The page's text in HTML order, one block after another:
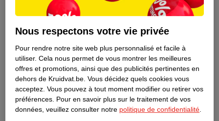
Nous respectons votre vie privée
Pour rendre notre site web plus personnalisé et facile à
utiliser. Cela nous permet de vous montrer les meilleures
offres et promotions, ainsi que des publicités pertinentes en
dehors de Kruidvat.be. Vous décidez quels cookies vous
acceptez. Vous pouvez à tout moment modifier ou retirer vos
préférences. Pour en savoir plus sur le traitement de vos
données, veuillez consulter notre politique de confidentialité